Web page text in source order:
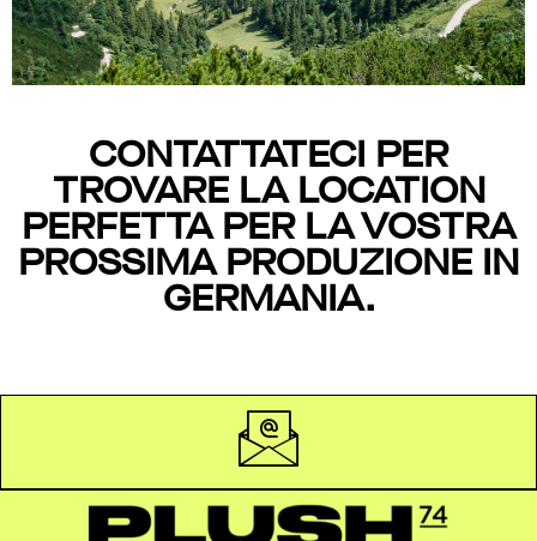
CONTATTATECI PER
TROVARE LA LOCATION
PERFETTA PER LA VOSTRA
PROSSIMA PRODUZIONE IN
GERMANIA.